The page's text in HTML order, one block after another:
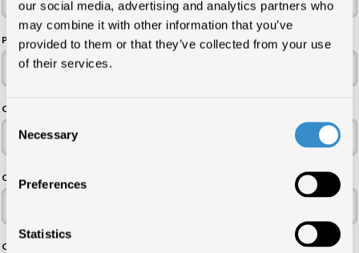
our social media, advertising and analytics partners who
may combine it with other information that you’ve
provided to them or that they’ve collected from your use
of their services.
Consent
Selection
Necessary
Preferences
Statistics
P.IVA
Codice Fiscale*
Codice Destinatario / PEC*
Comune di nascita (solo persone fisiche)